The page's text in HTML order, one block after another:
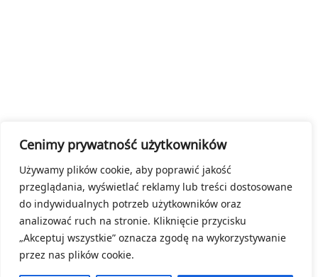
Cenimy prywatność użytkowników
Używamy plików cookie, aby poprawić jakość
przeglądania, wyświetlać reklamy lub treści dostosowane
do indywidualnych potrzeb użytkowników oraz
analizować ruch na stronie. Kliknięcie przycisku
„Akceptuj wszystkie” oznacza zgodę na wykorzystywanie
przez nas plików cookie.